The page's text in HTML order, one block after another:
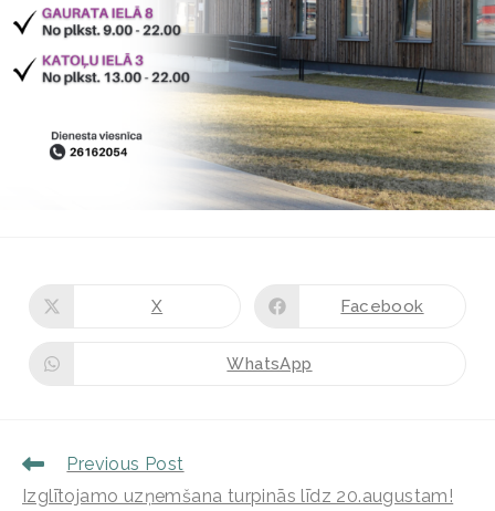
X Facebook
WhatsApp
Previous Post
Izglītojamo uzņemšana turpinās līdz 20.augustam!